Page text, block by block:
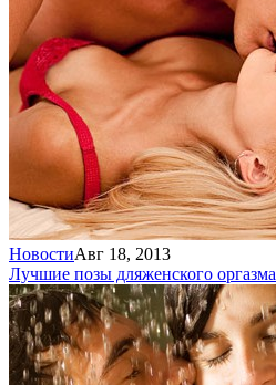
НовостиАвг 18, 2013
Лучшие позы дляженского оргазма